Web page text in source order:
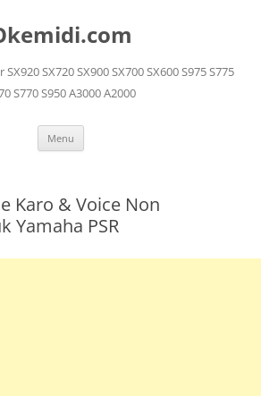
SX720 SX900 SX700 SX600 S975 S775
S770 S950 A3000 A2000
Menu
Karo & Voice Non
Yamaha PSR